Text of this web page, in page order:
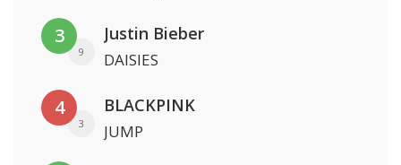
3
9
Justin Bieber
DAISIES
4
3
BLACKPINK
JUMP